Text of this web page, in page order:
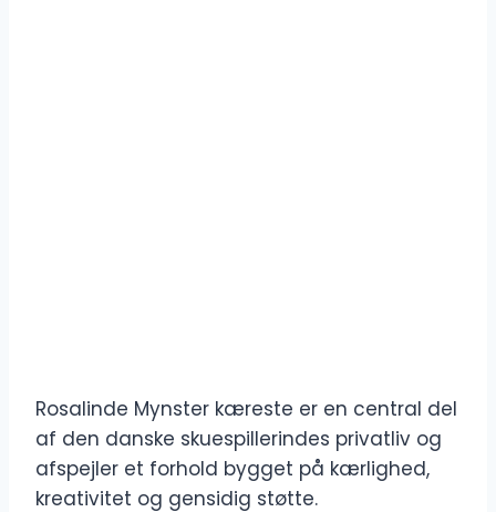
Rosalinde Mynster kæreste er en central del
af den danske skuespillerindes privatliv og
afspejler et forhold bygget på kærlighed,
kreativitet og gensidig støtte.